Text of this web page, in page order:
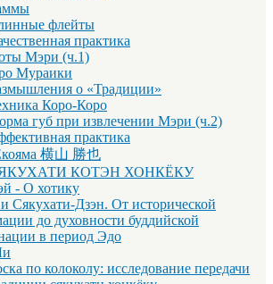
флейты
практика
Мэри (ч.1)
Мураики
о «Традиции»
Коро-Коро
губ при извлечении Мэри (ч.2)
практика
横山 勝也
КОТЭН ХОНКЁКУ
- О хотику
Сякухати-Дзэн. От исторической
до духовности буддийской
в период Эдо
по колоколу: исследование передачи